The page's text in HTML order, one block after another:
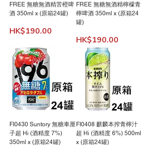
FREE 無糖無酒精苦橙啤
酒 350ml x (原箱24罐)
價格
HK$190.00
FREE 無糖無酒精檸檬青
檸啤酒 350ml x (原箱24
罐)
價格
HK$190.00
FI0430 Suntory 無糖車厘
子超 Hi (酒精度 7%)
350ml x (原箱24罐)
FI0408 麒麟本搾青檸汁
超 Hi (酒精度 6%) 500ml
x (原箱24罐)